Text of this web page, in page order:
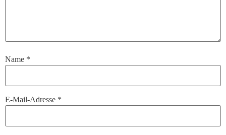
Name *
E-Mail-Adresse *